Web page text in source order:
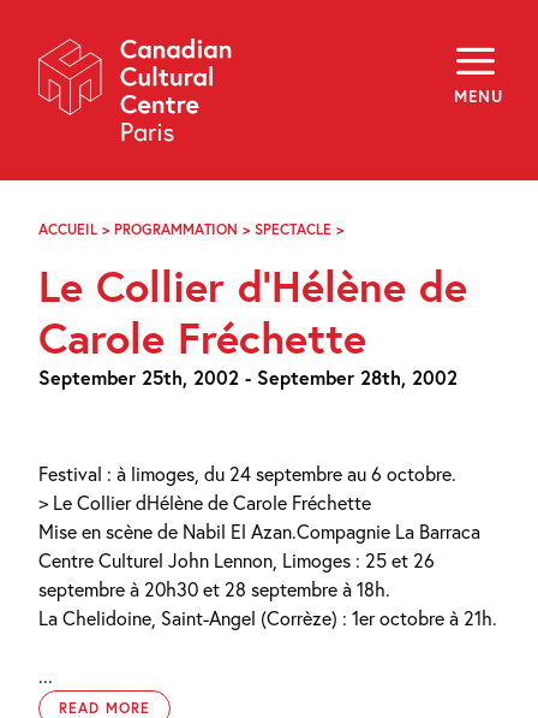
Navigation
MENU
About
Programming
Off-Site
Explore
Archives
f y
FR EN
ACCUEIL > PROGRAMMATION > SPECTACLE >
D’HÉLÈNE
DE
FRÉCHETTE
Le Collier d’Hélène de
Carole Fréchette
September 25th, 2002 - September 28th, 2002
Festival : à limoges, du 24 septembre au 6 octobre.
> Le Collier dHélène de Carole Fréchette
Mise en scène de Nabil El Azan.Compagnie La Barraca
Centre Culturel John Lennon, Limoges : 25 et 26
septembre à 20h30 et 28 septembre à 18h.
La Chelidoine, Saint-Angel (Corrèze) : 1er octobre à 21h.
...
READ MORE